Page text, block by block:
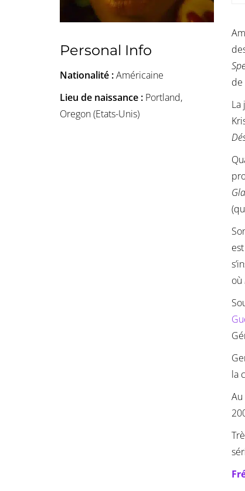
Personal Info
Nationalité :Américaine
Lieu de naissance : Portland,
Oregon (Etats-Unis)
de
La
où
la